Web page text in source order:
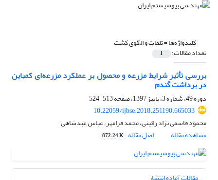
کلیدواژه‌ها =تلفات و الگوی کشت
تعداد مقالات: 1
بررسی تأثیر شرایط مزرعه و محصول بر عملکرد مزرعه‌ای کمباین
در برداشت گندم
دوره 49، شماره 3، پاییز 1397، صفحه
513-524
10.22059/ijbse.2018.251190.665033
محمود قاسمی نژاد رائینی، محمد فرامهر، عباس عبدشاهی
مشاهده مقاله
اصل مقاله 872.24 K